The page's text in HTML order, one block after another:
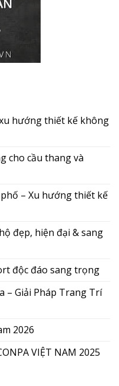
hướng thiết kế không
cho cầu thang và
– Xu hướng thiết kế
đẹp, hiện đại & sang
độc đáo sang trọng
– Giải Pháp Trang Trí
2026
VIỆT NAM 2025